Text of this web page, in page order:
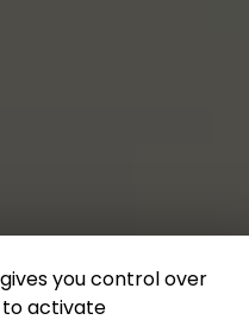
you control over
activate